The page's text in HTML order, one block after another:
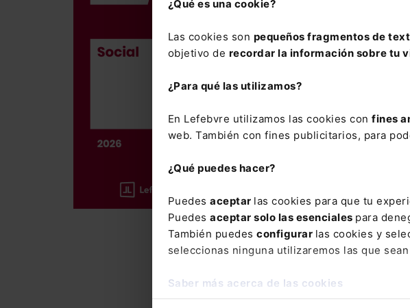
¿Qué es una cookie?
Las cookies son pequeños fragmentos de
objetivo de recordar la información sobre tu
¿Para qué las utilizamos?
En Lefebvre utilizamos las cookies con fines
web. También con fines publicitarios, para
¿Qué puedes hacer?
Puedes aceptar las cookies para que tu
Puedes aceptar solo las esenciales para
También puedes configurar las cookies y
seleccionas ninguna utilizaremos las que
Saber más acerca de las cookies
186,00€
176,70€
COMPRAR
laboral y de la Seguridad
año, así como la
La suscripción al Memento
con el que puedes consultar
del Memento ha sido
El Memento Social lo tienes